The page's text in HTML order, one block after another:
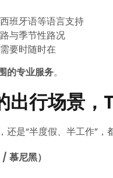
班牙语等语言支持
与季节性路况
要时随时在
的专业服务。
行场景
是“半度假、半工作”，
慕尼黑）